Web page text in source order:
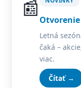
📰 Otvorenie
Letná
čaká –
viac.
Čítať →